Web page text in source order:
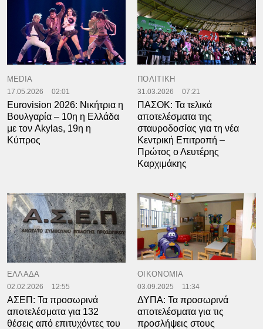
MEDIA
17.05.2026 02:01
Eurovision 2026: Νικήτρια η
Βουλγαρία – 10η η Ελλάδα
με τον Akylas, 19η η
Κύπρος
ΠΟΛΙΤΙΚΗ
31.03.2026 07:21
ΠΑΣΟΚ: Τα τελικά
αποτελέσματα της
σταυροδοσίας για τη νέα
Κεντρική Επιτροπή –
Πρώτος ο Λευτέρης
Καρχιμάκης
ΕΛΛΑΔΑ
02.02.2026 12:55
ΑΣΕΠ: Τα προσωρινά
αποτελέσματα για 132
θέσεις από επιτυχόντες του
ΟΙΚΟΝΟΜΙΑ
03.09.2025 11:34
ΔΥΠΑ: Τα προσωρινά
αποτελέσματα για τις
προσλήψεις στους